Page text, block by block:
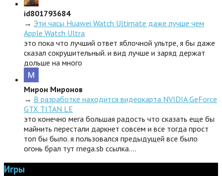
id801793684
→ Эти часы Huawei Watch Ultimate даже лучше чем
Apple Watch Ultra
это пока что лучший ответ яблочной ультре, я бы даже
сказал сокрушительный. и вид лучше и заряд держат
дольше на много
Мирон Миронов
→ В разработке находится видеокарта NVIDIA GeForce
GTX TITAN LE
это конечно мега большая радость что сказать еще бы
майнить перестали даркнет совсем и все тогда прост
топ бы было. я пользовался предыдущей все было
огонь брал тут rnega.sb ссылка.…
Игры